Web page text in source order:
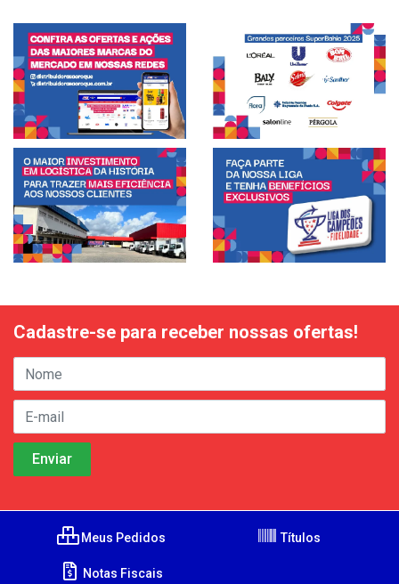
Cadastre-se para receber nossas ofertas!
Meus Pedidos Títulos
Notas Fiscais